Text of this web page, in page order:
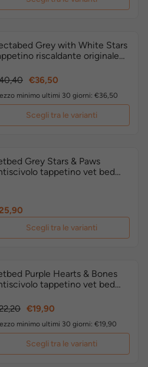
Grey with White Stars
riscaldante originale
Prezzo
€36,50
minimo ultimi 30 giorni: €36,50
Scegli tra le varianti
Grey Stars & Paws
tappetino vet bed
Scegli tra le varianti
Purple Hearts & Bones
tappetino vet bed
Prezzo
€19,90
minimo ultimi 30 giorni: €19,90
Scegli tra le varianti